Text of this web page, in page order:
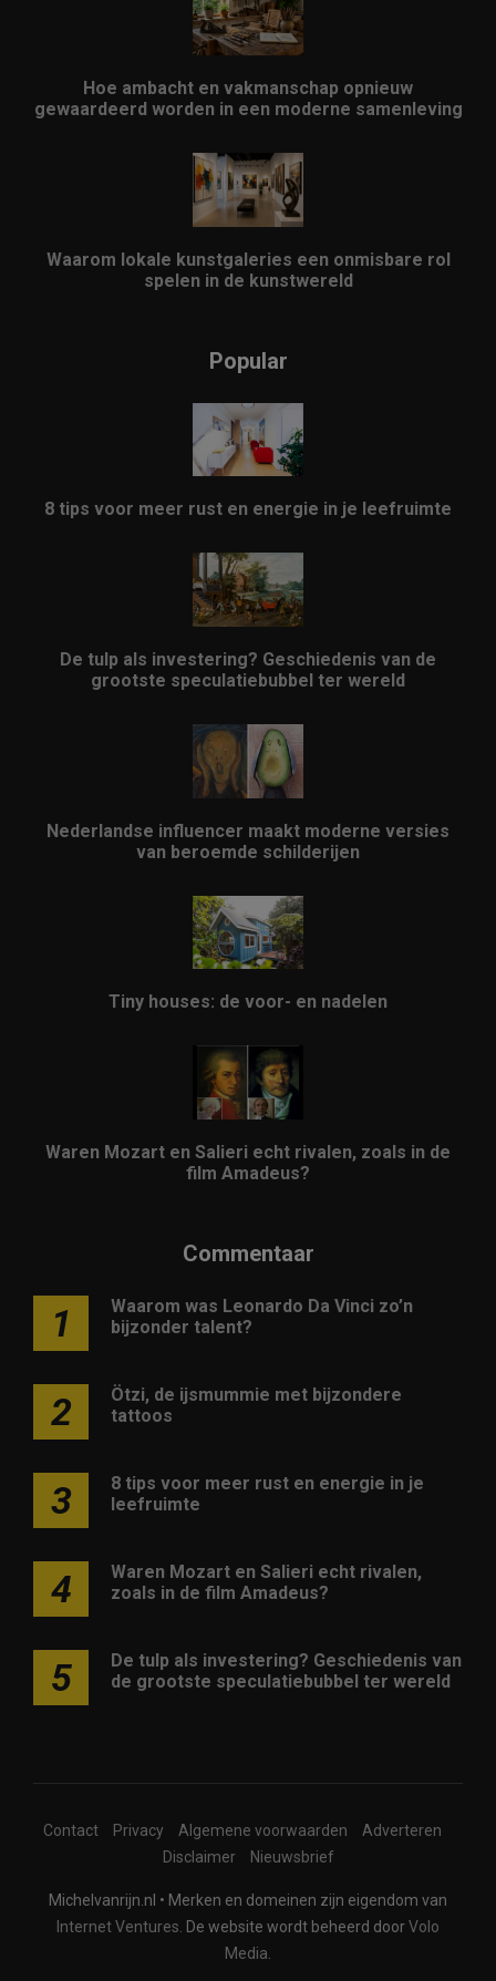
Hoe ambacht en vakmanschap opnieuw
gewaardeerd worden in een moderne samenleving
Waarom lokale kunstgaleries een onmisbare rol
spelen in de kunstwereld
Popular
8 tips voor meer rust en energie in je leefruimte
De tulp als investering? Geschiedenis van de
grootste speculatiebubbel ter wereld
Nederlandse influencer maakt moderne versies
van beroemde schilderijen
Tiny houses: de voor- en nadelen
Waren Mozart en Salieri echt rivalen, zoals in de
film Amadeus?
Commentaar
1
Waarom was Leonardo Da Vinci zo’n
bijzonder talent?
2
Ötzi, de ijsmummie met bijzondere
tattoos
3
8 tips voor meer rust en energie in je
leefruimte
4
Waren Mozart en Salieri echt rivalen,
zoals in de film Amadeus?
5
De tulp als investering? Geschiedenis van
de grootste speculatiebubbel ter wereld
Contact Privacy Algemene voorwaarden
Adverteren
Disclaimer
Nieuwsbrief
Michelvanrijn.nl • Merken en domeinen zijn eigendom van
Internet Ventures . De website wordt beheerd doorVolo
Media